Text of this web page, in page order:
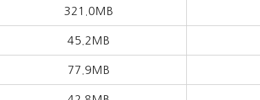
321.0MB
45.2MB
77.9MB